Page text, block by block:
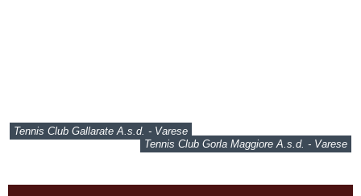
Tennis Club Gallarate A.s.d. - Varese
Tennis Club Gorla Maggiore A.s.d. - Varese